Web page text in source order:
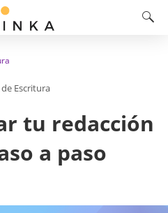
Escritura
tu redacción
a paso